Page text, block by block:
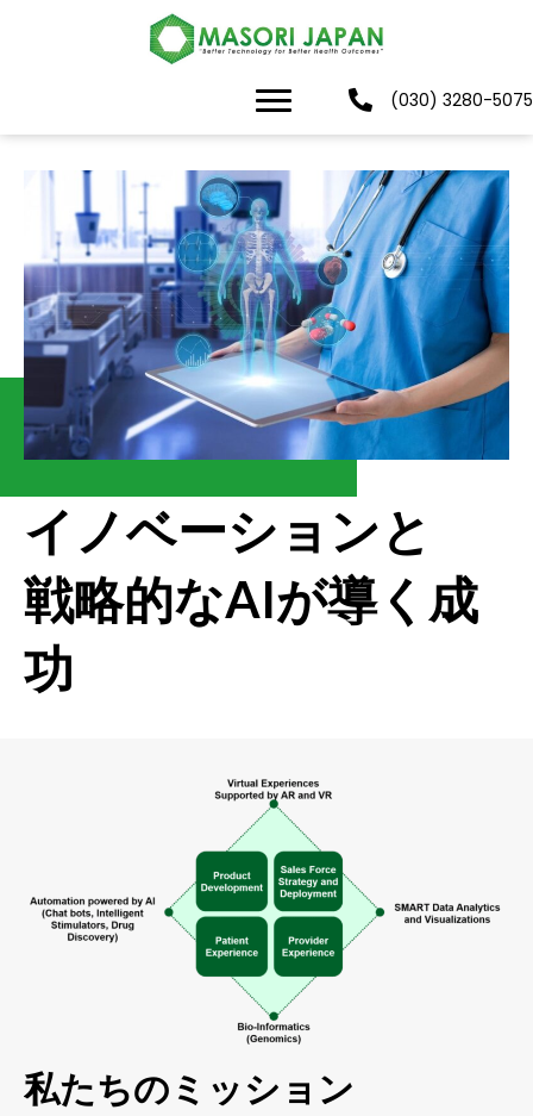
(030) 3280-5075
イノベーションと
戦略的なAIが導く成
功
私たちのミッション